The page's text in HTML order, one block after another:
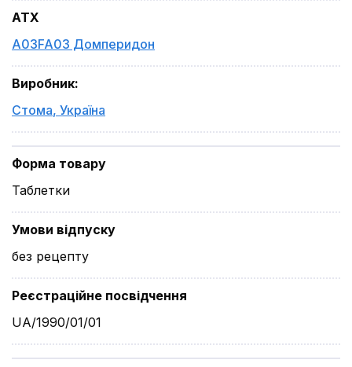
ATX
A03FA03 Домперидон
Виробник:
Стома, Україна
Форма товару
Таблетки
Умови відпуску
без рецепту
Реєстраційне посвідчення
UA/1990/01/01